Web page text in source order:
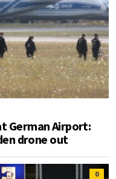
German Airport:
drone out
0